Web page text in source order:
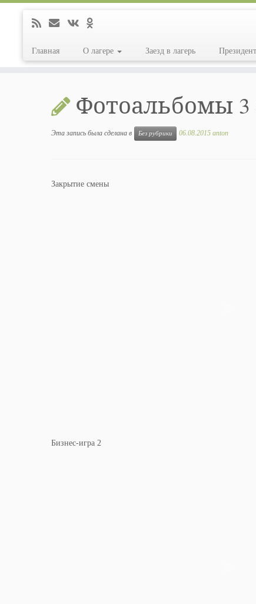
Главная О лагере Заезд в лагерь
Фотоальбомы
Эта запись была сделана в Без рубрики 06.08.2015 anton
Закрытие смены
Бизнес-игра 2